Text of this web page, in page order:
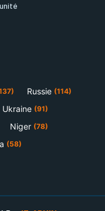
Russie (114)
Ukraine (91)
Niger (78)
(58)